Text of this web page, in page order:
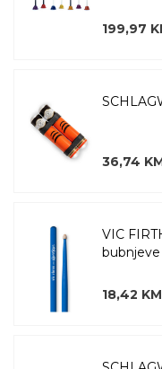
199,97
36,74
VIC
bubnjeve
18,42 KM